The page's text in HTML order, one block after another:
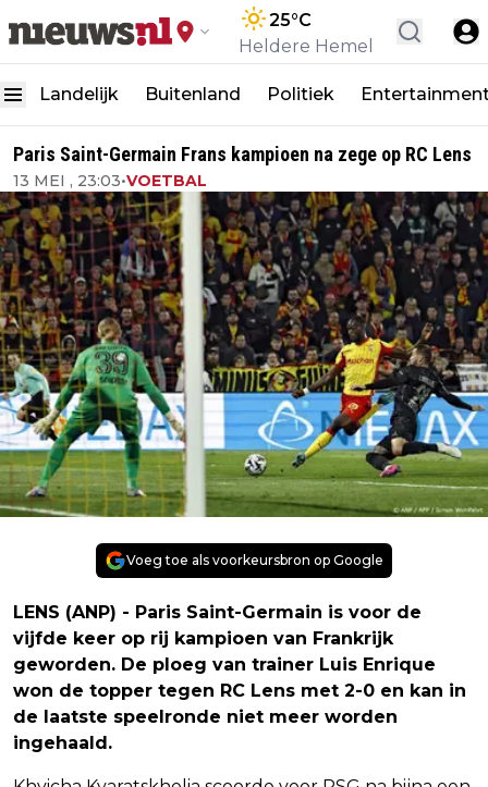
25°C
Heldere Hemel
Landelijk Buitenland Politiek
Paris Saint-Germain Frans kampioen na zege op RC Lens
13 MEI , 23:03•VOETBAL
Voeg toe als voorkeursbron op Google
LENS (ANP) - Paris Saint-Germain is voor de
vijfde keer op rij kampioen van Frankrijk
geworden. De ploeg van trainer Luis Enrique
won de topper tegen RC Lens met 2-0 en kan in
de laatste speelronde niet meer worden
ingehaald.